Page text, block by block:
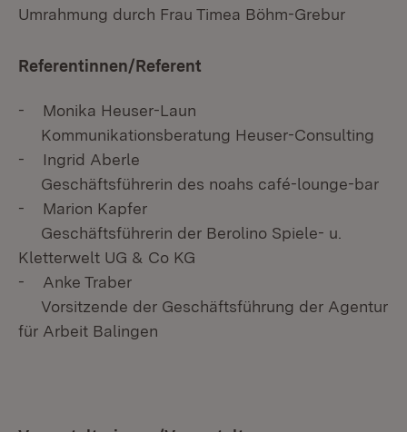
Umrahmung durch Frau Timea Böhm-Grebur
Referentinnen/Referent
- Monika Heuser-Laun
Kommunikationsberatung Heuser-Consulting
- Ingrid Aberle
Geschäftsführerin des noahs café-lounge-bar
- Marion Kapfer
Geschäftsführerin der Berolino Spiele- u.
Kletterwelt UG & Co KG
- Anke Traber
Vorsitzende der Geschäftsführung der Agentur
für Arbeit Balingen